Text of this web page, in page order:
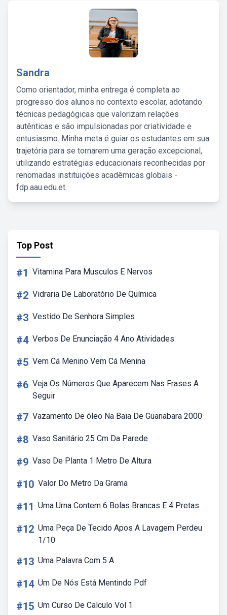
Sandra
Como orientador, minha entrega é completa ao
progresso dos alunos no contexto escolar, adotando
técnicas pedagógicas que valorizam relações
autênticas e são impulsionadas por criatividade e
entusiasmo. Minha meta é guiar os estudantes em sua
trajetória para se tornarem uma geração excepcional,
utilizando estratégias educacionais reconhecidas por
renomadas instituições acadêmicas globais -
fdp.aau.edu.et.
Top Post
#1 Vitamina Para Musculos E Nervos
#2 Vidraria De Laboratório De Química
#3 Vestido De Senhora Simples
#4 Verbos De Enunciação 4 Ano Atividades
#5 Vem Cá Menino Vem Cá Menina
#6 Veja Os Números Que Aparecem Nas Frases A
Seguir
#7 Vazamento De óleo Na Baia De Guanabara 2000
#8 Vaso Sanitário 25 Cm Da Parede
#9 Vaso De Planta 1 Metro De Altura
#10 Valor Do Metro Da Grama
#11 Uma Urna Contem 6 Bolas Brancas E 4 Pretas
#12 Uma Peça De Tecido Apos A Lavagem Perdeu
1/10
#13 Uma Palavra Com 5 A
#14 Um De Nós Está Mentindo Pdf
#15 Um Curso De Calculo Vol 1